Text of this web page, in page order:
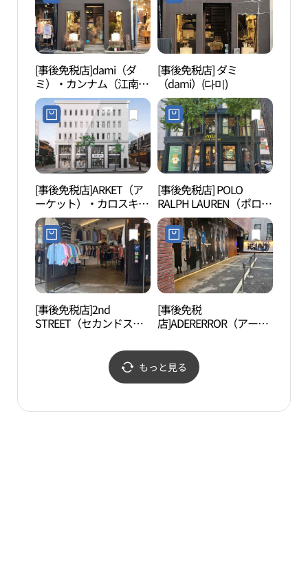
[事後免税店]dami（ダ
ミ）・カンナム（江南）
店(다미 강남점)
[事後免税店] ダミ
（dami）(다미)
[事後免税店]ARKET（ア
ーケット）・カロスキル
店(아르켓 가로수길점)
[事後免税店] POLO
RALPH LAUREN（ポロラ
ルフローレン）・カロス
ギル直営店(폴로랄프로
렌 가로수길직영점)
[事後免税店]2nd
STREET（セカンドスト
[事後免税
店]ADERERROR（アーダ
沙）スペース(아더에러
신사 스페이스)
もっと見る